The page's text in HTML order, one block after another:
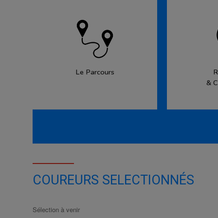
Le Parcours
&
COUREURS SELECTIONNÉS
Sélection à venir